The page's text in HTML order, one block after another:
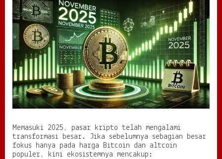
i
g
t
a
l
Memasuki 2025, pasar kripto telah mengalami
transformasi besar. Jika sebelumnya sebagian besar
fokus hanya pada harga Bitcoin dan altcoin
populer, kini ekosistemnya mencakup: